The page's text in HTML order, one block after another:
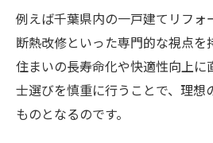
意
デザインと機能を両立する
リフォームで叶えるデ
例えば千葉県内の一戸建てリフォ
断熱改修といった専門的な視点を
住まいの長寿命化や快適性向上に
士選びを慎重に行うことで、理想
ものとなるのです。